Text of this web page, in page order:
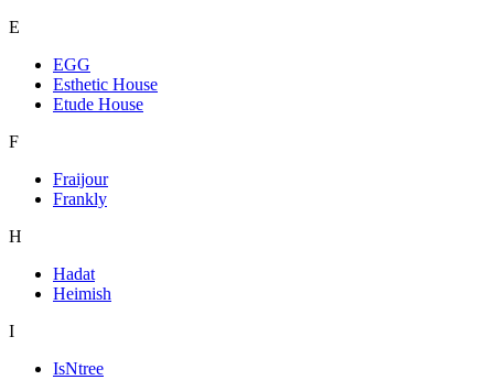
E
EGG
Esthetic House
Etude House
F
Fraijour
Frankly
H
Hadat
Heimish
I
IsNtree